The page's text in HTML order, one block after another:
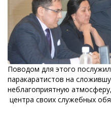
Поводом для этого
паракаратистов на
неблагоприятную
центра своих служебных